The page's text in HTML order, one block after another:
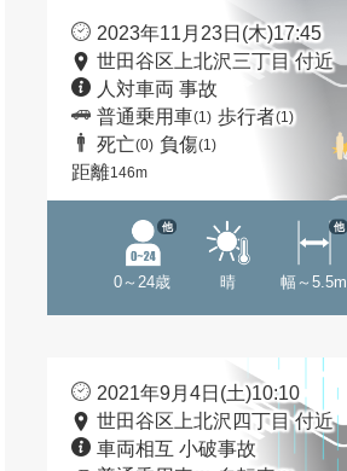
2023年11月23日(木)17:45
世田谷区上北沢三丁目 付近
人対車両 事故
普通乗用車(1) 歩行者(1)
死亡(0) 負傷(1)
距離146m
0～24歳
他
晴 幅～5.5m
他
2021年9月4日(土)10:10
世田谷区上北沢四丁目 付近
車両相互 小破事故